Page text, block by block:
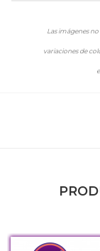
Las imágenes
variaciones de